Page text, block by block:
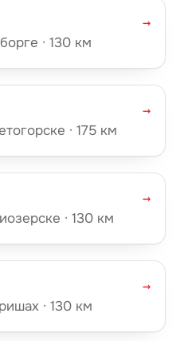
· 130 км
→
· 175 км
→
· 130 км
→
· 130 км
→